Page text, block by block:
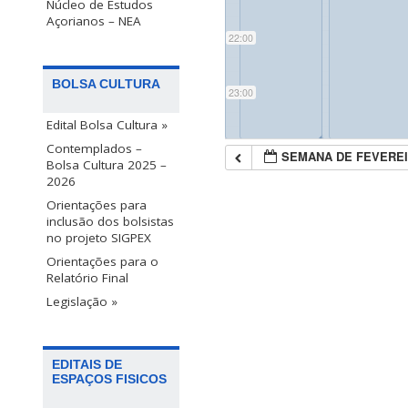
Núcleo de Estudos
Açorianos – NEA
BOLSA CULTURA
Edital Bolsa Cultura »
Contemplados –
Bolsa Cultura 2025 –
2026
Orientações para
inclusão dos bolsistas
no projeto SIGPEX
Orientações para o
Relatório Final
Legislação »
EDITAIS DE
ESPAÇOS FISICOS
22:00
23:00
◢◢
SEMANA DE